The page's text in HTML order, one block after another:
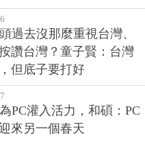
過去沒那麼重視台灣、
讚台灣？童子賢：台灣
但底子要打好
PC灌入活力，和碩：PC
來另一個春天